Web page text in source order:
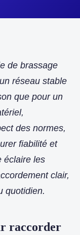
de brassage
réseau stable
que pour un
des normes,
fiabilité et
éclaire les
clair,
quotidien.
raccorder